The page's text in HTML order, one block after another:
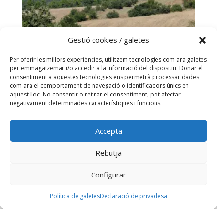
Gestió cookies / galetes
Per oferir les millors experiències, utilitzem tecnologies com ara galetes
per emmagatzemar i/o accedir a la informació del dispositiu. Donar el
consentiment a aquestes tecnologies ens permetrà processar dades
com ara el comportament de navegació o identificadors únics en
aquest lloc. No consentir o retirar el consentiment, pot afectar
negativament determinades característiques i funcions.
Accepta
Rebutja
Configurar
Política de galetesDeclaració de privadesa
VIURE L’ESTIU AL MIRACLE. APLEC 2025